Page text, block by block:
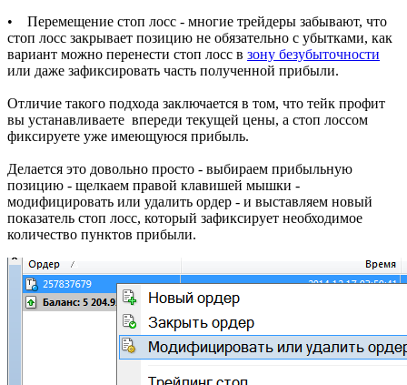
• Перемещение стоп лосс - многие трейдеры забывают, что
стоп лосс закрывает позицию не обязательно с убытками, как
вариант можно перенести стоп лосс в зону безубыточности
или даже зафиксировать часть полученной прибыли.
Отличие такого подхода заключается в том, что тейк профит
вы устанавливаете впереди текущей цены, а стоп лоссом
фиксируете уже имеющуюся прибыль.
Делается это довольно просто - выбираем прибыльную
позицию - щелкаем правой клавишей мышки -
модифицировать или удалить ордер - и выставляем новый
показатель стоп лосс, который зафиксирует необходимое
количество пунктов прибыли.